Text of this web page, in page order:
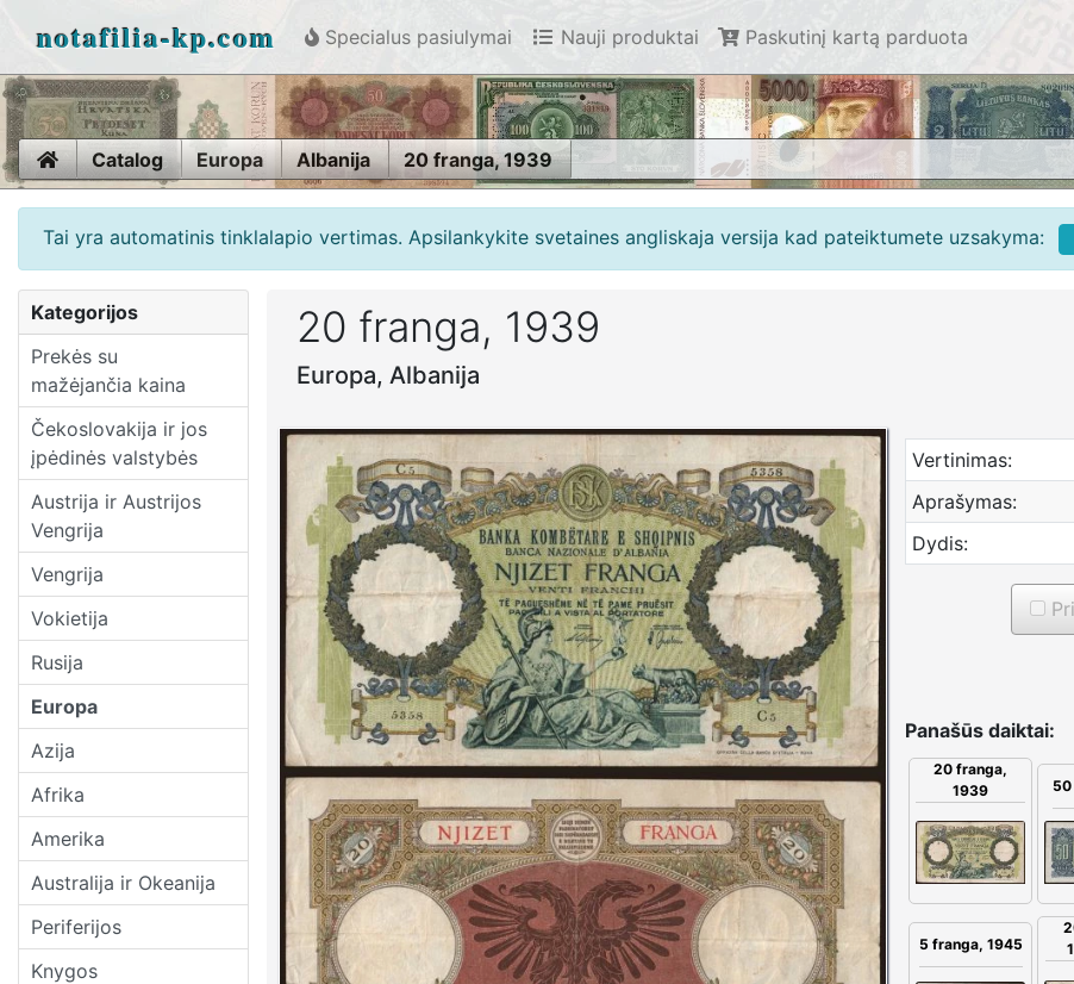
notafilia-kp.com Specialus pasiulymai Nauji produktai Paskutinį kartą parduota
HomeCatalog Europa Albanija 20 franga, 1939
Tai yra automatinis tinklalapio vertimas. Apsilankykite svetaines angliskaja versija kad pateiktumete uzsakyma:
Kategorijos
Prekės su
mažėjančia kaina
Čekoslovakija ir jos
įpėdinės valstybės
Austrija ir Austrijos
Vengrija
Vengrija
Vokietija
Rusija
Europa
Azija
Afrika
Amerika
Australija ir Okeanija
Periferijos
Knygos
20 franga, 1939
Europa, Albanija
Vertinimas:
Aprašymas:
Dydis:
Panašūs daiktai:
20 franga,
1939
50
5 franga, 1945